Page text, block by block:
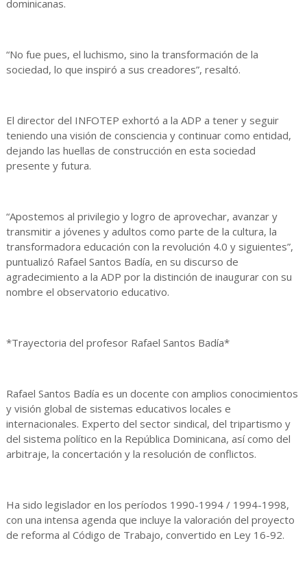
dominicanas.
“No fue pues, el luchismo, sino la transformación de la
sociedad, lo que inspiró a sus creadores”, resaltó.
El director del INFOTEP exhortó a la ADP a tener y seguir
teniendo una visión de consciencia y continuar como entidad,
dejando las huellas de construcción en esta sociedad
presente y futura.
“Apostemos al privilegio y logro de aprovechar, avanzar y
transmitir a jóvenes y adultos como parte de la cultura, la
transformadora educación con la revolución 4.0 y siguientes”,
puntualizó Rafael Santos Badía, en su discurso de
agradecimiento a la ADP por la distinción de inaugurar con su
nombre el observatorio educativo.
*Trayectoria del profesor Rafael Santos Badía*
Rafael Santos Badía es un docente con amplios conocimientos
y visión global de sistemas educativos locales e
internacionales. Experto del sector sindical, del tripartismo y
del sistema político en la República Dominicana, así como del
arbitraje, la concertación y la resolución de conflictos.
Ha sido legislador en los períodos 1990-1994 / 1994-1998,
con una intensa agenda que incluye la valoración del proyecto
de reforma al Código de Trabajo, convertido en Ley 16-92.